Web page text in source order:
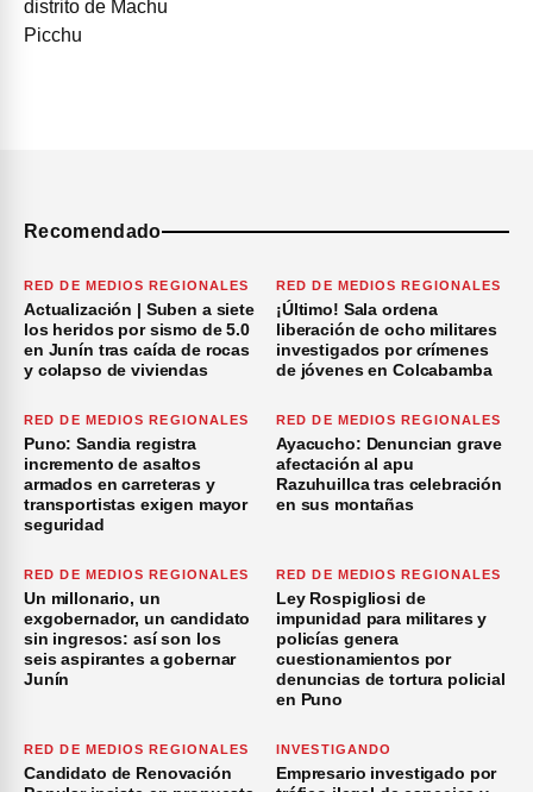
Recomendado
RED DE MEDIOS REGIONALES
Actualización | Suben a siete
los heridos por sismo de 5.0
en Junín tras caída de rocas
y colapso de viviendas
RED DE MEDIOS REGIONALES
¡Último! Sala ordena
liberación de ocho militares
investigados por crímenes
de jóvenes en Colcabamba
RED DE MEDIOS REGIONALES
Puno: Sandia registra
incremento de asaltos
armados en carreteras y
transportistas exigen mayor
seguridad
RED DE MEDIOS REGIONALES
Ayacucho: Denuncian grave
afectación al apu
Razuhuillca tras celebración
en sus montañas
RED DE MEDIOS REGIONALES
Un millonario, un
exgobernador, un candidato
sin ingresos: así son los
seis aspirantes a gobernar
Junín
RED DE MEDIOS REGIONALES
Ley Rospigliosi de
impunidad para militares y
policías genera
cuestionamientos por
denuncias de tortura policial
en Puno
RED DE MEDIOS REGIONALES
Candidato de Renovación
INVESTIGANDO
Empresario investigado por